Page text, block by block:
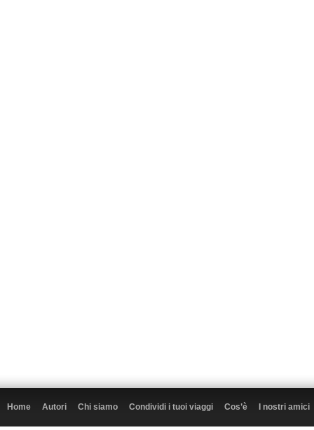
Home Autori Chi siamo Condividi i tuoi viaggi Cos’è I nostri amici